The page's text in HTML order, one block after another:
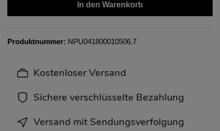
In den Warenkorb
Produktnummer: NPU041800010506.7
Kostenloser Versand
Sichere verschlüsselte Bezahlung
Versand mit Sendungsverfolgung